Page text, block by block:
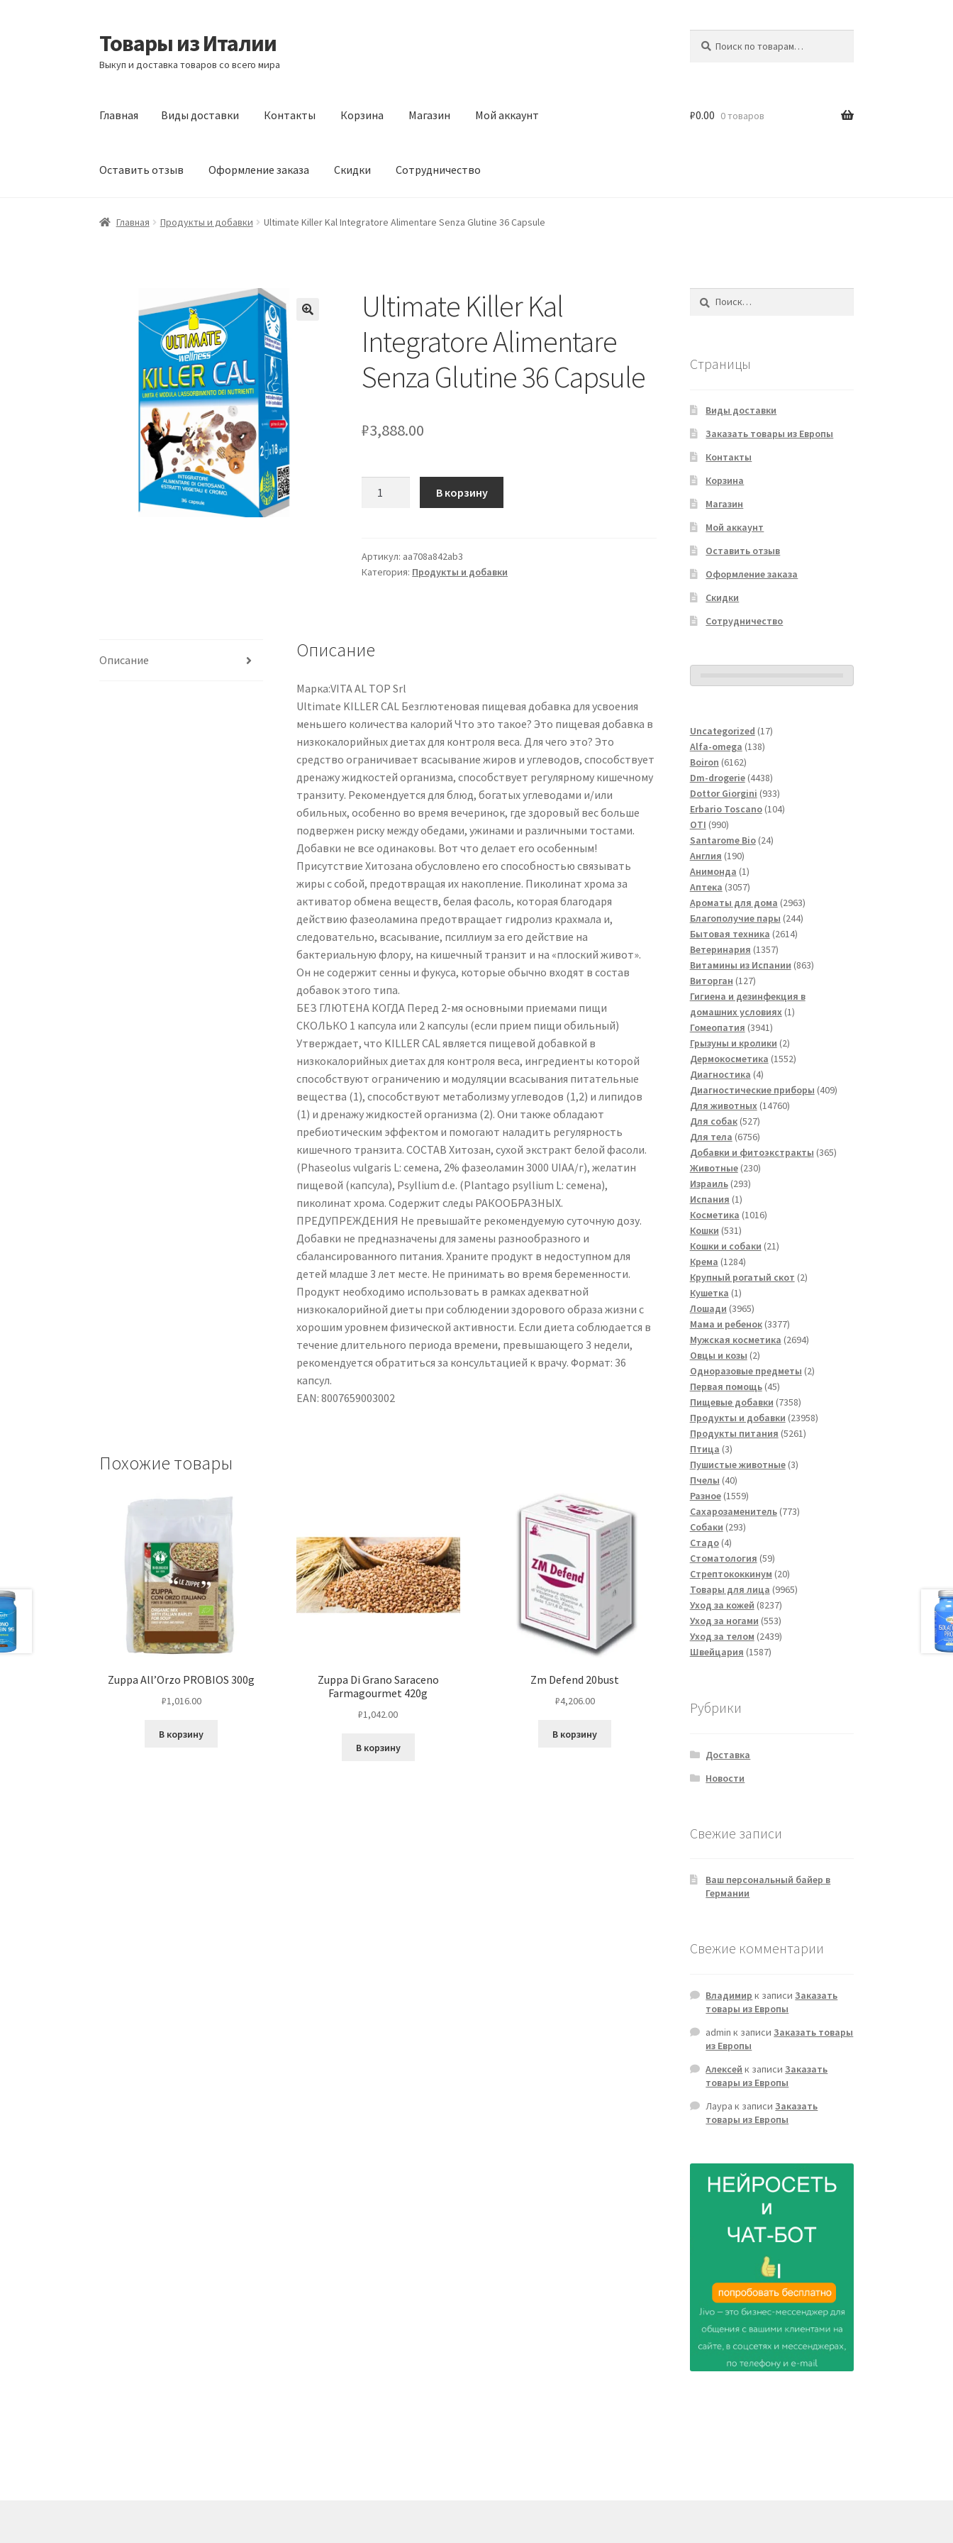
Перейти
к
навигации
Перейти
к
содержимому
Товары из Италии
Выкуп и доставка товаров со всего мира
Главная Виды доставки Контакты Корзина Магазин Мой аккаунт
Оставить отзыв Оформление заказа Скидки Сотрудничество
Главная Виды доставки КонтактыКорзина Магазин Мой аккаунт Оставить отзыв Оформление заказа
₽0.00 0 товаров
Главная Продукты и добавки Ultimate Killer Kal Integratore Alimentare Senza Glutine 36 Capsule
Ultimate Killer Kal
Integratore Alimentare
Senza Glutine 36 Capsule
₽3,888.00
Kal
Integratore
36
В корзину
Артикул: aa708a842ab3
Категория: Продукты и добавки
Описание Описание
Марка:VITA AL TOP Srl
Ultimate KILLER CAL Безглютеновая пищевая добавка для усвоения
меньшего количества калорий Что это такое? Это пищевая добавка в
низкокалорийных диетах для контроля веса. Для чего это? Это
средство ограничивает всасывание жиров и углеводов, способствует
дренажу жидкостей организма, способствует регулярному кишечному
транзиту. Рекомендуется для блюд, богатых углеводами и/или
обильных, особенно во время вечеринок, где здоровый вес больше
подвержен риску между обедами, ужинами и различными тостами.
Добавки не все одинаковы. Вот что делает его особенным!
Присутствие Хитозана обусловлено его способностью связывать
жиры с собой, предотвращая их накопление. Пиколинат хрома за
активатор обмена веществ, белая фасоль, которая благодаря
действию фазеоламина предотвращает гидролиз крахмала и,
следовательно, всасывание, псиллиум за его действие на
бактериальную флору, на кишечный транзит и на «плоский живот».
Он не содержит сенны и фукуса, которые обычно входят в состав
добавок этого типа.
БЕЗ ГЛЮТЕНА КОГДА Перед 2-мя основными приемами пищи
СКОЛЬКО 1 капсула или 2 капсулы (если прием пищи обильный)
Утверждает, что KILLER CAL является пищевой добавкой в ​​
низкокалорийных диетах для контроля веса, ингредиенты которой
способствуют ограничению и модуляции всасывания питательные
вещества (1), способствуют метаболизму углеводов (1,2) и липидов
(1) и дренажу жидкостей организма (2). Они также обладают
пребиотическим эффектом и помогают наладить регулярность
кишечного транзита. СОСТАВ Хитозан, сухой экстракт белой фасоли.
(Phaseolus vulgaris L: семена, 2% фазеоламин 3000 UIAA/г), желатин
пищевой (капсула), Psyllium d.e. (Plantago psyllium L: семена),
пиколинат хрома. Содержит следы РАКООБРАЗНЫХ.
ПРЕДУПРЕЖДЕНИЯ Не превышайте рекомендуемую суточную дозу.
Добавки не предназначены для замены разнообразного и
сбалансированного питания. Храните продукт в недоступном для
детей младше 3 лет месте. Не принимать во время беременности.
Продукт необходимо использовать в рамках адекватной
низкокалорийной диеты при соблюдении здорового образа жизни с
хорошим уровнем физической активности. Если диета соблюдается в
течение длительного периода времени, превышающего 3 недели,
рекомендуется обратиться за консультацией к врачу. Формат: 36
капсул.
EAN: 8007659003002
Похожие товары
Zuppa All’Orzo PROBIOS 300g
₽1,016.00
В корзину
Zuppa Di Grano Saraceno
Farmagourmet 420g
₽1,042.00
В корзину
Zm Defend 20bust
₽4,206.00
В корзину
Страницы
Виды доставки
Заказать товары из Европы
Контакты
Корзина
Магазин
Мой аккаунт
Оставить отзыв
Оформление заказа
Скидки
Сотрудничество
Uncategorized 1717
Alfa-omega 138138
Boiron 61626162
товара
Dm-drogerie 44384438
товаров
Dottor Giorgini 933933
товара
Erbario Toscano 104104
OTI 990990
товаров
Santarome Bio 2424
Англия 190190
товаров
Анимонда 11
товар
Аптека 30573057
товаров
Ароматы для дома 29632963
товара
Благополучие пары 244244
Бытовая техника 26142614
Ветеринария 13571357
товаров
Витамины из Испании 863863
Виторган 127127
товаров
Гигиена и дезинфекция в
домашних условиях 11
Гомеопатия 39413941
товар
Грызуны и кролики 22
товара
Дермокосметика 15521552
Диагностика 44
товара
Диагностические приборы 409409
Для животных 1476014760
Для собак 527527
товаров
Для тела 67566756
товаров
Добавки и фитоэкстракты 365365
Животные 230230
Израиль 293293
Испания 11
товар
Косметика 10161016
Кошки 531531
товар
Кошки и собаки 2121
Крема 12841284
товара
Крупный рогатый скот 22
Кушетка 11
товар
Лошади 39653965
товаров
Мама и ребенок 33773377
товаров
Мужская косметика 26942694
Овцы и козы 22
товара
Одноразовые предметы 22
Первая помощь 4545
товаров
Пищевые добавки 73587358
товаров
Продукты и добавки 2395823958
Продукты питания 52615261
Птица 33
товара
Пушистые животные 33
Пчелы 4040
товаров
Разное 15591559
товаров
Сахарозаменитель 773773
Собаки 293293
Стадо 44
товара
Стоматология 5959
товаров
Стрептококкинум 2020
товаров
Товары для лица 99659965
Уход за кожей 82378237
товаров
Уход за ногами 553553
товара
Уход за телом 24392439
Швейцария 15871587
Рубрики
Доставка
Новости
Свежие записи
Ваш персональный байер в
Германии
Свежие комментарии
Владимир к записиЗаказать
товары из Европы
admin к записиЗаказать товары
из Европы
Алексей к записиЗаказать
товары из Европы
Лаура к записиЗаказать
товары из Европы